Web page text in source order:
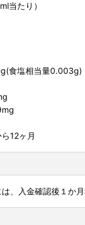
当たり）
食塩相当量0.003g)
12ヶ月
、入金確認後１か月